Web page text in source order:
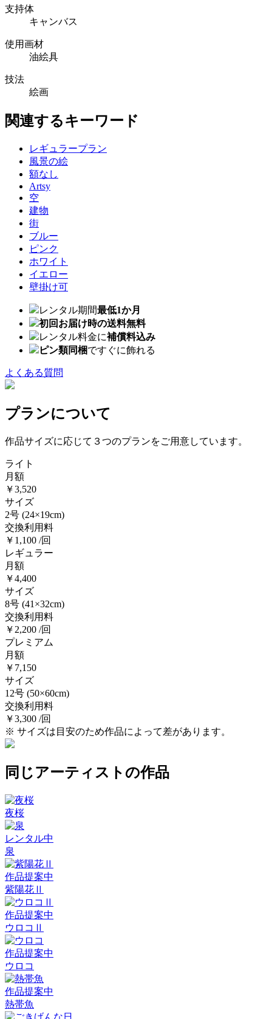
支持体
キャンバス
使用画材
油絵具
技法
絵画
関連するキーワード
レギュラープラン
風景の絵
額なし
Artsy
空
建物
街
ブルー
ピンク
ホワイト
イエロー
壁掛け可
レンタル期間最低1か月
初回お届け時の送料無料
レンタル料金に補償料込み
ピン類同梱ですぐに飾れる
よくある質問
プランについて
作品サイズに応じて３つのプランをご用意しています。
ライト
月額
￥3,520
サイズ
2号 (24×19cm)
交換利用料
￥1,100 /回
レギュラー
月額
￥4,400
サイズ
8号 (41×32cm)
交換利用料
￥2,200 /回
プレミアム
月額
￥7,150
サイズ
12号 (50×60cm)
交換利用料
￥3,300 /回
※ サイズは目安のため作品によって差があります。
同じアーティストの作品
夜桜
レンタル中
泉
作品提案中
紫陽花Ⅱ
作品提案中
ウロコⅡ
作品提案中
ウロコ
作品提案中
熱帯魚